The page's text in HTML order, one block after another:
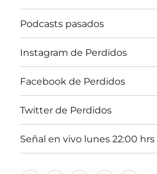
Podcasts pasados
Instagram de Perdidos
Facebook de Perdidos
Twitter de Perdidos
Señal en vivo lunes 22:00 hrs